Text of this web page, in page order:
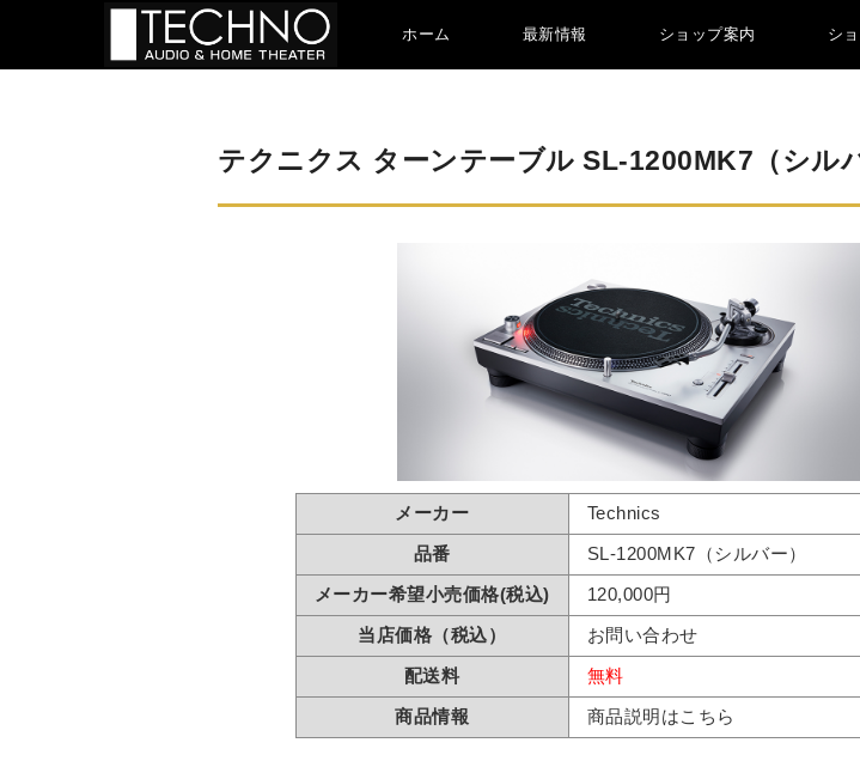
ホーム 最新情報 ショップ案内 シ
テクニクス ターンテーブル SL-1200MK7（シルバ
メーカー
Technics
品番
SL-1200MK7（シルバー）
メーカー希望小売価格(税込)
120,000円
当店価格（税込）
お問い合わせ
配送料
無料
商品情報
商品説明はこちら